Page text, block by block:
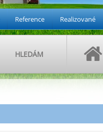
Reference Realizované
HLEDÁM